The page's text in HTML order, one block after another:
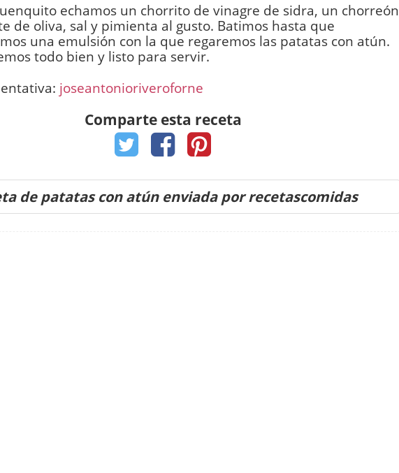
echamos un chorrito de vinagre de sidra, un chorreón
de oliva, sal y pimienta al gusto. Batimos hasta que
una emulsión con la que regaremos las patatas con atún.
todo bien y listo para servir.
joseantonioriveroforne
Comparte esta receta
de patatas con atún enviada por recetascomidas